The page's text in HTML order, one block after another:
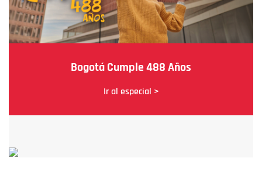
Bogotá Cumple 488 Años
Ir al especial >